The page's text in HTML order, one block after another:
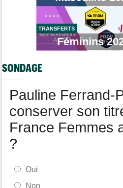
Tour de France Femmes
Pauline Ferrand-Prévot quitte le
Tour de France Femmes
Lorena Wiebes : "La 8e étape ?
Tour de France Femmes
TRANSFERTS
Féminins
SONDAGE
Pauline Ferrand-
conserver son
France Femmes
?
Oui
Non